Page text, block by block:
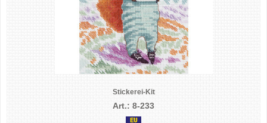
Stickerei-Kit
Art.: 8-233